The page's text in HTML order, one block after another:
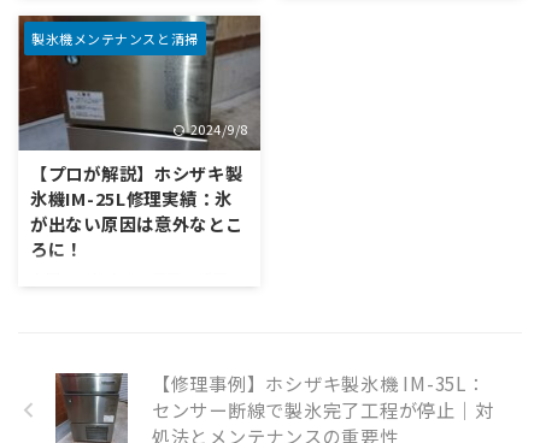
部を探検しましょう！ 1. トラ
ブルの症状：氷ができるまでに
1時間以上かかる お客様からの
ご相談で、「氷ができるまでに
1時間以上かかる」 ...
業務用製氷機の代名詞ともいえ
るホシザキ製品は、その安定性
と高い耐久性で多くの飲食店や
ホテルなどに導入されていま
す。しかし、長年使っていると
どうしてもトラブルが発生し、
は、ホシザキ製氷機IM-25L-1の
「氷ができない」という事例を
ご紹介します。 実は当初、お客
様からは「氷がまったく作れな
のパーツが傾きっぱなしにな
り、本体側から見ると“氷が常
に満タン”と誤判断してしまう
因は緩んだビス まず最初の製氷
機、FI ...
製氷機メンテナンスと清掃
2024/9/8
【プロが解説】ホシザキ製
氷機IM-25L修理実績：氷
が出ない原因は意外なとこ
ろに！
オーナーにとっては頭の痛い問
題の原因と解決策を、わかりや
すく解説していきます。 ホシザ
【修理事例】ホシザキ製氷機 IM-35L：
センサー断線で製氷完了工程が停止｜対
処法とメンテナンスの重要性